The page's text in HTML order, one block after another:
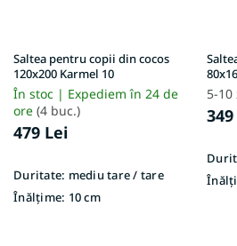
Saltea pentru copii din cocos
120x200 Karmel 10
În stoc | Expediem în 24 de
ore (4 buc.)
479 Lei
Duritate: mediu tare / tare
Înălțime: 10 cm
5-